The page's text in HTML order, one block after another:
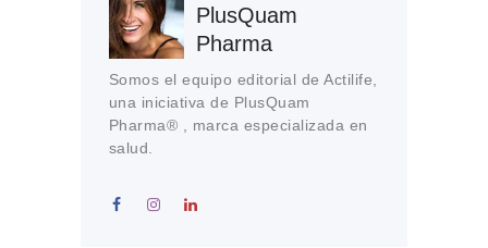
PlusQuam
Pharma
Somos el equipo editorial de Actilife,
una iniciativa de PlusQuam
Pharma® , marca especializada en
salud.